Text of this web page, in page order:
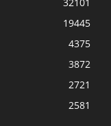
19445
4375
3872
2721
2581